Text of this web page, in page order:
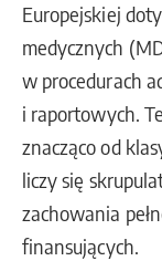
Europejskiej
medycznych
w procedurach
i raportowych.
znacząco od
liczy się
zachowania
finansujących.